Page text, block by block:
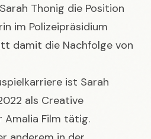
Thonig die Position
im Polizeipräsidium
damit die Nachfolge von
ist Sarah
als Creative
Amalia Film tätig.